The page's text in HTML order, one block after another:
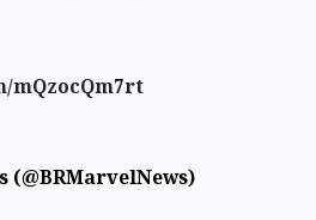
mQzocQm7rt
(@BRMarvelNews)